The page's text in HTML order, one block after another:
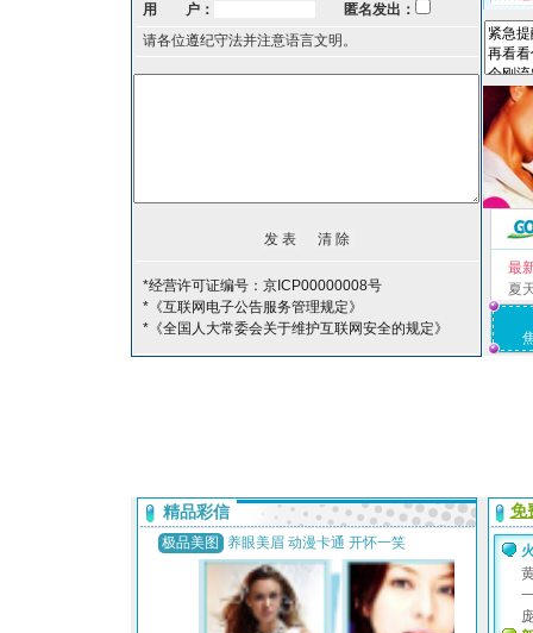
用 户：
匿名发出：
请各位遵纪守法并注意语言文明。
*经营许可证编号：京ICP00000008号
*《互联网电子公告服务管理规定》
*《全国人大常委会关于维护互联网安全的规定》
最
夏